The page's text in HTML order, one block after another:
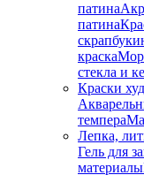
патина
патина
краска
стекла и
Краски
темпера
Лепка,
Гель для
материалы